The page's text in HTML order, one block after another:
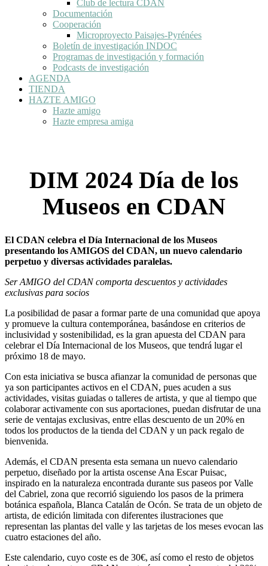
Club de lectura CDAN
Documentación
Cooperación
Microproyecto Paisajes-Pyrénées
Boletín de investigación INDOC
Programas de investigación y formación
Podcasts de investigación
AGENDA
TIENDA
HAZTE AMIGO
Hazte amigo
Hazte empresa amiga
DIM 2024 Día de los
Museos en CDAN
El CDAN celebra el Día Internacional de los Museos
presentando los AMIGOS del CDAN, un nuevo calendario
perpetuo y diversas actividades paralelas.
Ser AMIGO del CDAN comporta descuentos y actividades
exclusivas para socios
La posibilidad de pasar a formar parte de una comunidad que apoya
y promueve la cultura contemporánea, basándose en criterios de
inclusividad y sostenibilidad, es la gran apuesta del CDAN para
celebrar el Día Internacional de los Museos, que tendrá lugar el
próximo 18 de mayo.
Con esta iniciativa se busca afianzar la comunidad de personas que
ya son participantes activos en el CDAN, pues acuden a sus
actividades, visitas guiadas o talleres de artista, y que al tiempo que
colaborar activamente con sus aportaciones, puedan disfrutar de una
serie de ventajas exclusivas, entre ellas descuento de un 20% en
todos los productos de la tienda del CDAN y un pack regalo de
bienvenida.
Además, el CDAN presenta esta semana un nuevo calendario
perpetuo, diseñado por la artista oscense Ana Escar Puisac,
inspirado en la naturaleza encontrada durante sus paseos por Valle
del Cabriel, zona que recorrió siguiendo los pasos de la primera
botánica española, Blanca Catalán de Ocón. Se trata de un objeto de
artista, de edición limitada con diferentes ilustraciones que
representan las plantas del valle y las tarjetas de los meses evocan las
cuatro estaciones del año.
Este calendario, cuyo coste es de 30€, así como el resto de objetos